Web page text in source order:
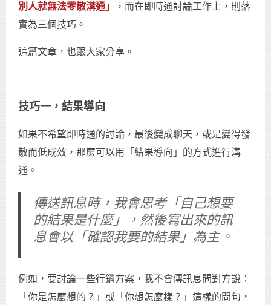
別人就無法零散溝通」
，而在即時通討論工作上，則落
實為三個技巧。
這篇文章，也跟大家分享。
技巧一，結果導向
如果不希望即時通的討論，最後變成聊天，或是變得發
散而低成效，那麼可以用「結果導向」的方式進行溝
通。
傳送訊息時，我會思考「自己想要
的結果是什麼」，然後寫出來的訊
息會以「確認我要的結果」為主。
例如，要討論一些行銷方案，我不會傳訊息問對方說：
「你是怎麼想的？」或「你想怎麼樣？」這樣的問句，